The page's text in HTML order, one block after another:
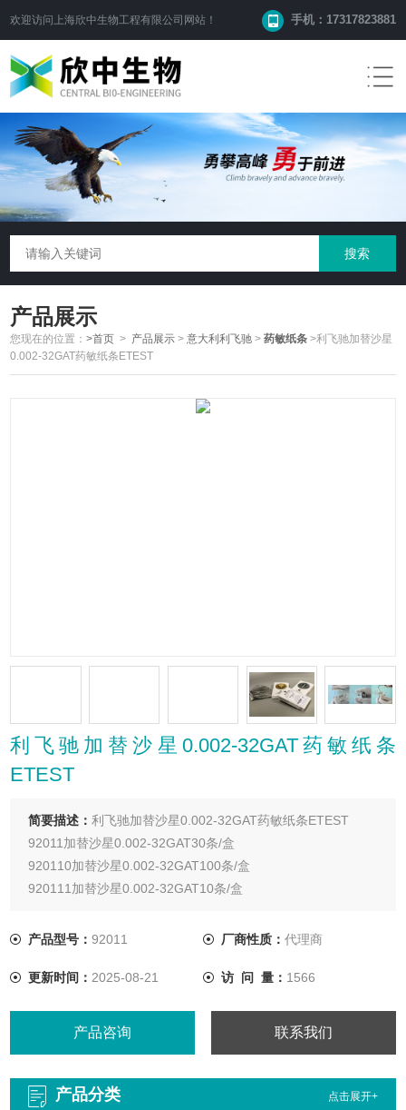
欢迎访问 上海欣中生物工程有限公司 网站！ 手机：17317823881
产品展示
您现在的位置：>首页 > 产品展示 >意大利利飞驰 >药敏纸条 >利飞驰加替沙星
0.002-32GAT药敏纸条ETEST
利飞驰加替沙星0.002-32GAT药敏纸条
ETEST
简要描述：利飞驰加替沙星0.002-32GAT药敏纸条ETEST
92011加替沙星0.002-32GAT30条/盒
920110加替沙星0.002-32GAT100条/盒
920111加替沙星0.002-32GAT10条/盒
产品型号：92011 厂商性质： 代理商
更新时间： 2025-08-21 访 问 量： 1566
产品咨询 联系我们
产品分类 点击展开+